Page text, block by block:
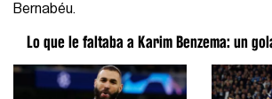
Bernabéu.
Lo que le faltaba a Karim Benzema: un